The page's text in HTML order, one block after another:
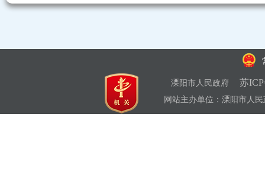
溧阳市人民政府 苏
网站主办单位：溧阳市人